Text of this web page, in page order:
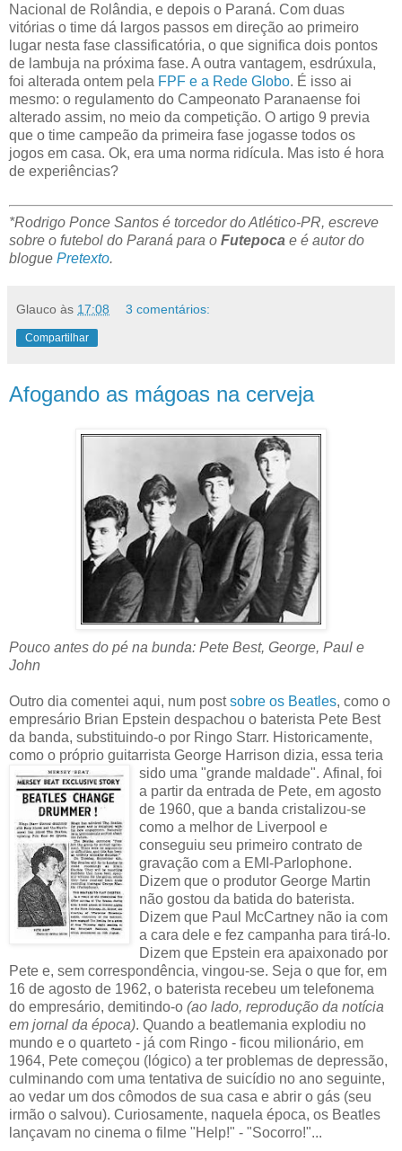
Nacional de Rolândia, e depois o Paraná. Com duas
vitórias o time dá largos passos em direção ao primeiro
lugar nesta fase classificatória, o que significa dois pontos
de lambuja na próxima fase. A outra vantagem, esdrúxula,
foi alterada ontem pela FPF e a Rede Globo. É isso ai
mesmo: o regulamento do Campeonato Paranaense foi
alterado assim, no meio da competição. O artigo 9 previa
que o time campeão da primeira fase jogasse todos os
jogos em casa. Ok, era uma norma ridícula. Mas isto é hora
de experiências?
*Rodrigo Ponce Santos é torcedor do Atlético-PR, escreve
sobre o futebol do Paraná para o Futepoca e é autor do
blogue Pretexto.
Glauco às 17:08 3 comentários:
Compartilhar
Afogando as mágoas na cerveja
Pouco antes do pé na bunda: Pete Best, George, Paul e
John
Outro dia comentei aqui, num postsobre os Beatles, como o
empresário Brian Epstein despachou o baterista Pete Best
da banda, substituindo-o por Ringo Starr. Historicamente,
como o próprio guitarrista George Harrison dizia, essa teria
sido uma "grande maldade". Afinal, foi
a partir da entrada de Pete, em agosto
de 1960, que a banda cristalizou-se
como a melhor de Liverpool e
conseguiu seu primeiro contrato de
gravação com a EMI-Parlophone.
Dizem que o produtor George Martin
não gostou da batida do baterista.
Dizem que Paul McCartney não ia com
a cara dele e fez campanha para tirá-lo.
Dizem que Epstein era apaixonado por
Pete e, sem correspondência, vingou-se. Seja o que for, em
16 de agosto de 1962, o baterista recebeu um telefonema
do empresário, demitindo-o (ao lado, reprodução da notícia
em jornal da época). Quando a beatlemania explodiu no
mundo e o quarteto - já com Ringo - ficou milionário, em
1964, Pete começou (lógico) a ter problemas de depressão,
culminando com uma tentativa de suicídio no ano seguinte,
ao vedar um dos cômodos de sua casa e abrir o gás (seu
irmão o salvou). Curiosamente, naquela época, os Beatles
lançavam no cinema o filme "Help!" - "Socorro!"...